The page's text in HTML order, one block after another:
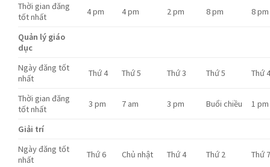
Thời gian đăng
tốt nhất
4 pm 4 pm 2 pm 8 pm 8 pm
Quản lý giáo
dục
Ngày đăng tốt
nhất
Thứ 4 Thứ 5 Thứ 3 Thứ 5 Thứ
Thời gian đăng
tốt nhất
3 pm 7 am 3 pm Buổi chiều 1 pm
Giải trí
Ngày đăng tốt
nhất
Thứ 6 Chủ nhật Thứ 4 Thứ 2 Thứ